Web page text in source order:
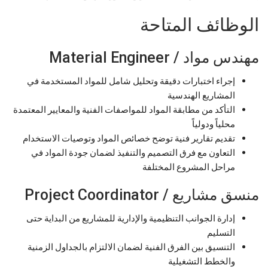
الوظائف المتاحة
مهندس مواد / Material Engineer
إجراء اختبارات دقيقة وتحليل شامل للمواد المستخدمة في
المشاريع الهندسية
التأكد من مطابقة المواد للمواصفات الفنية والمعايير المعتمدة
محلياً ودولياً
تقديم تقارير فنية توضح خصائص المواد وتوصيات الاستخدام
التعاون مع فرق التصميم والتنفيذ لضمان جودة المواد في
مراحل المشروع المختلفة
منسق مشاريع / Project Coordinator
إدارة الجوانب التنظيمية والإدارية للمشاريع من البداية حتى
التسليم
التنسيق بين الفرق الفنية لضمان الالتزام بالجداول الزمنية
والخطط التشغيلية